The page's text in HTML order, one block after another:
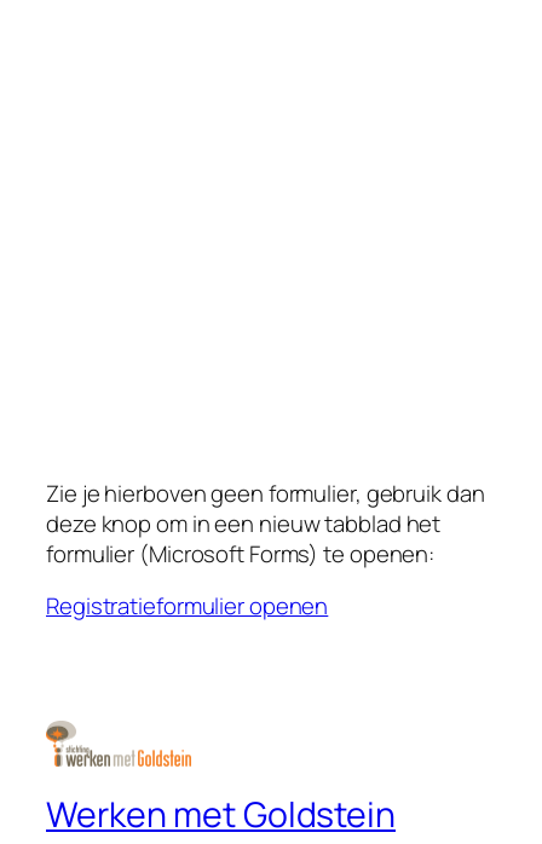
Zie je hierboven geen formulier, gebruik dan
deze knop om in een nieuw tabblad het
formulier (Microsoft Forms) te openen:
Registratieformulier openen
Werken met Goldstein